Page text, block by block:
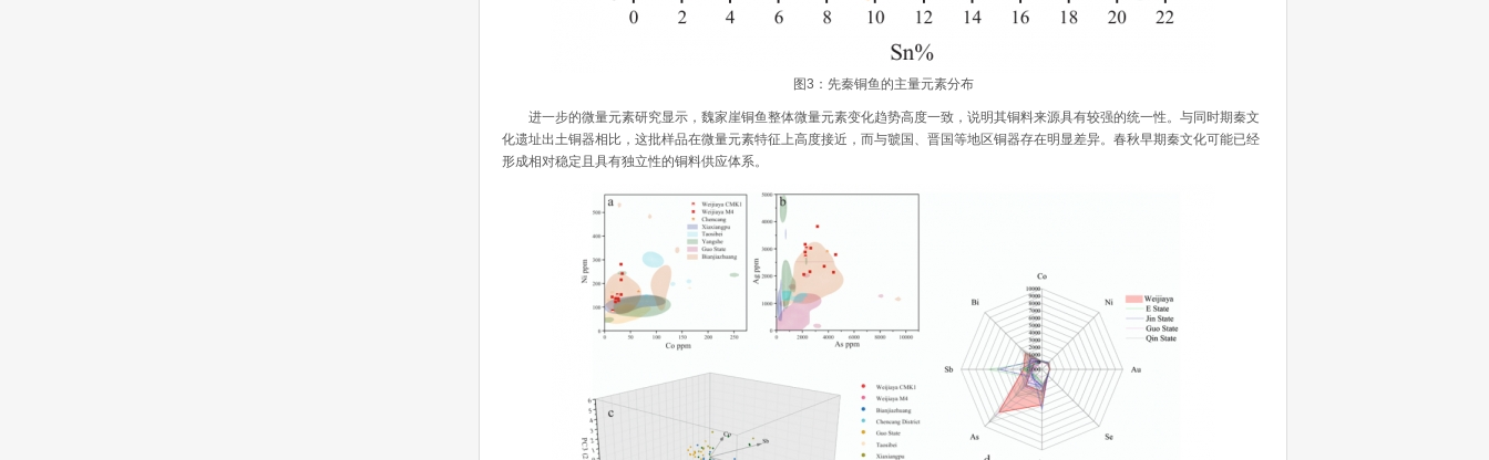
图3：先秦铜鱼的主量元素分布
进一步的微量元素研究显示，魏家崖铜鱼整体微量元素变化趋势高度一致，说明其铜料来源具有较强的统一性。与同时期秦文
化遗址出土铜器相比，这批样品在微量元素特征上高度接近，而与虢国、晋国等地区铜器存在明显差异。春秋早期秦文化可能已经
形成相对稳定且具有独立性的铜料供应体系。